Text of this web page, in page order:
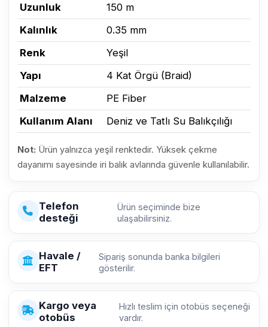
Uzunluk
150 m
Kalınlık
0.35 mm
Renk
Yeşil
Yapı
4 Kat Örgü (Braid)
Malzeme
PE Fiber
Kullanım Alanı
Deniz ve Tatlı Su Balıkçılığı
Not: Ürün yalnızca yeşil renktedir. Yüksek çekme
dayanımı sayesinde iri balık avlarında güvenle kullanılabilir.
Telefon
desteği
Ürün seçiminde bize
ulaşabilirsiniz.
Havale /
EFT
Sipariş sonunda banka bilgileri
gösterilir.
Kargo veya
otobüs
Hızlı teslim için otobüs seçeneği
vardır.